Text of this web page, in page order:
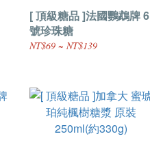
[ 頂級糖品 ]法國鸚鵡牌 6
號珍珠糖
NT$69 ~ NT$139